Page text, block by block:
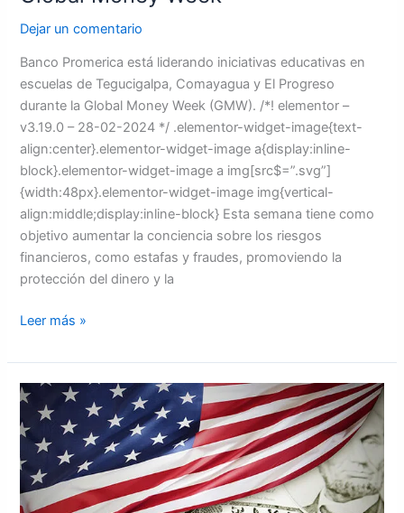
Dejar un comentario
Banco Promerica está liderando iniciativas educativas en
escuelas de Tegucigalpa, Comayagua y El Progreso
durante la Global Money Week (GMW). /*! elementor –
v3.19.0 – 28-02-2024 */ .elementor-widget-image{text-
align:center}.elementor-widget-image a{display:inline-
block}.elementor-widget-image a img[src$=”.svg”]
{width:48px}.elementor-widget-image img{vertical-
align:middle;display:inline-block} Esta semana tiene como
objetivo aumentar la conciencia sobre los riesgos
financieros, como estafas y fraudes, promoviendo la
protección del dinero y la
Leer más »
EE.UU
aprueba
inversión
de
más
de